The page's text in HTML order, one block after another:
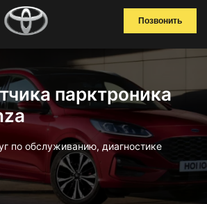
Позвонить
парктроника
по обслуживанию, диагностике